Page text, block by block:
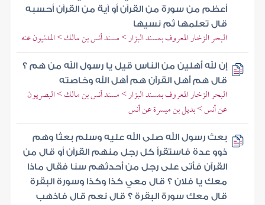
أعظم من سورة من القرآن أو آية من القرآن أحسبه
قال تعلمها ثم نسيها
البحر الزخار المعروف بمسند البزار > مسند أنس بن مالك > المدنيون عنه
إن لله أهلين من الناس قيل يا رسول الله من هم ؟
قال هم أهل القرآن هم أهل الله وخاصته
البحر الزخار المعروف بمسند البزار > مسند أنس بن مالك > البصريون
عن أنس > بديل بن ميسرة عن أنس
بعث رسول الله صلى الله عليه وسلم بعثا وهم
ذوو عدة فاستقرأ كل رجل منهم القرآن أو قال من
القرآن فأتى على رجل من أحدثهم سنا فقال ماذا
معك يا فلان ؟ قال معي كذا وكذا وسورة البقرة
قال معك سورة البقرة ؟ قال نعم قال فاذهب